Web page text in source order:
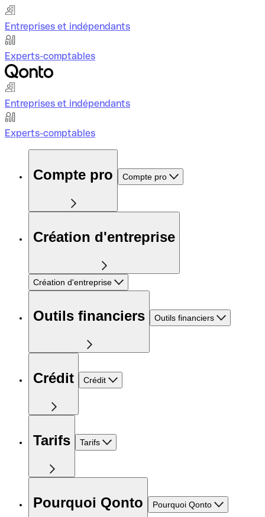
Entreprises et indépendants
Experts-comptables
Entreprises et indépendants
Experts-comptables
Compte pro Compte pro
Création d'entreprise
Création d'entreprise
Outils financiers Outils financiers
Crédit Crédit
Tarifs Tarifs
Pourquoi Qonto Pourquoi Qonto